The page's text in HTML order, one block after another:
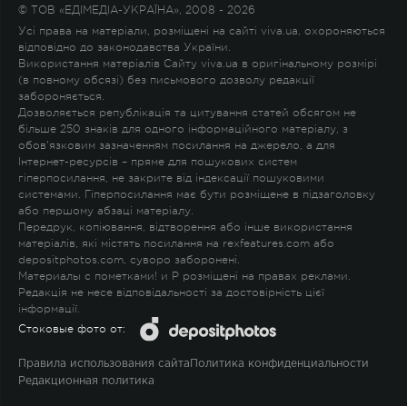
© ТОВ «ЕДІМЕДІА-УКРАЇНА», 2008 - 2026
Усі права на матеріали, розміщені на сайті viva.ua, охороняються
відповідно до законодавства України.
Використання матеріалів Сайту viva.ua в оригінальному розмірі
(в повному обсязі) без письмового дозволу редакції
забороняється.
Дозволяється републікація та цитування статей обсягом не
більше 250 знаків для одного інформаційного матеріалу, з
обов'язковим зазначенням посилання на джерело, а для
Інтернет-ресурсів – пряме для пошукових систем
гіперпосилання, не закрите від індексації пошуковими
системами. Гіперпосилання має бути розміщене в підзаголовку
або першому абзаці матеріалу.
Передрук, копіювання, відтворення або інше використання
матеріалів, які містять посилання на rexfeatures.com або
depositphotos.com, суворо заборонені.
Материалы с пометками! и P розміщені на правах реклами.
Редакція не несе відповідальності за достовірність цієї
інформації.
Стоковые фото от:
Правила использования сайта Политика конфиденциальности
Редакционная политика